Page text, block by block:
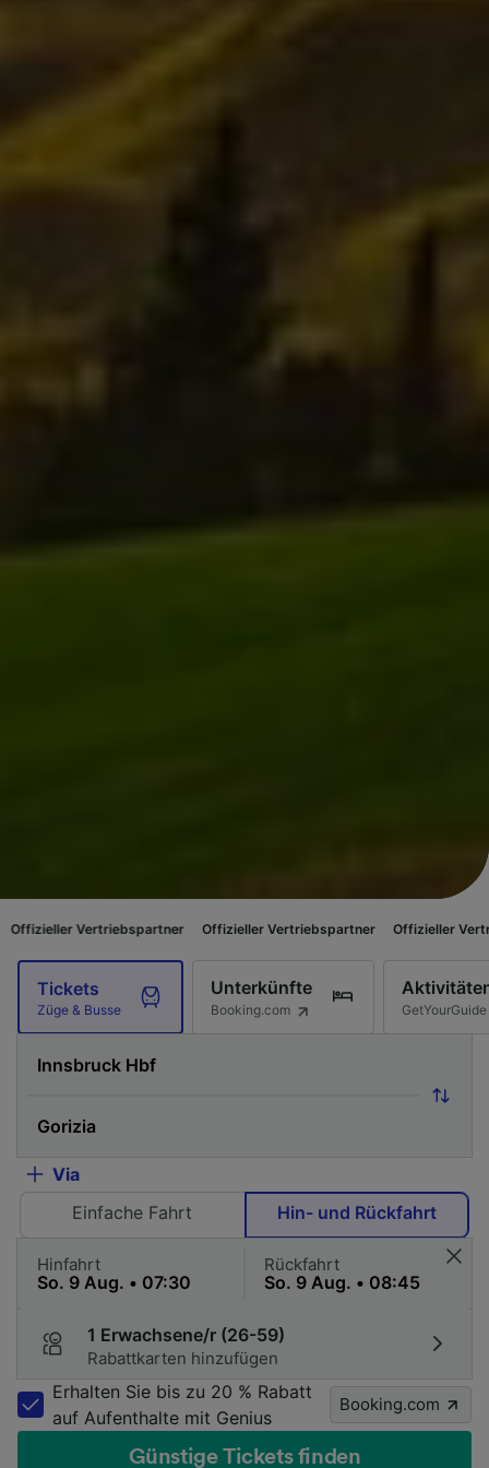
Offizieller Vertriebspartner Offizieller Vertriebspartner
Tickets
Züge & Busse
Unterkünfte
Booking.com GetYourGuide
Via
Einfache Fahrt
Hin- und Rückfahrt
Hinfahrt Rückfahrt
1 Erwachsene/r (26-59)
Rabattkarten hinzufügen
Erhalten Sie bis zu 20 % Rabatt
auf Aufenthalte mit Genius
Booking.com
Günstige Tickets finden